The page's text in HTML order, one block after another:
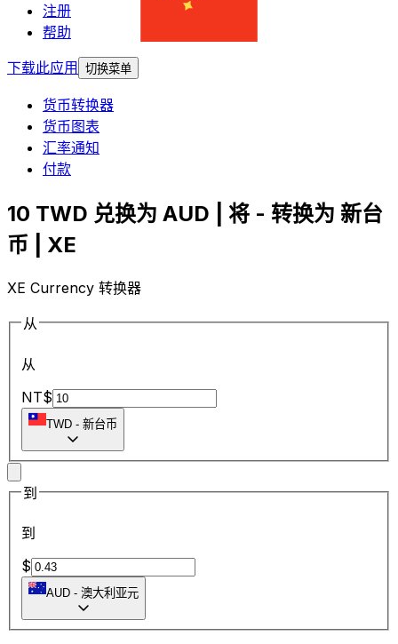
注册
帮助
下载此应用
切换菜单
货币转换器
货币图表
汇率通知
付款
10 TWD 兑换为 AUD | 将 - 转换为 新台
币 | XE
XE Currency 转换器
从
从
NT$
TWD - 新台币
到
到
$
AUD - 澳大利亚元